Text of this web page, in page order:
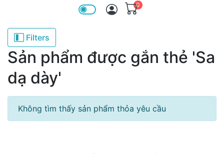
0
Filters
Sản phẩm được gắn thẻ 'Sa
dạ dày'
Không tìm thấy sản phẩm thỏa yêu cầu